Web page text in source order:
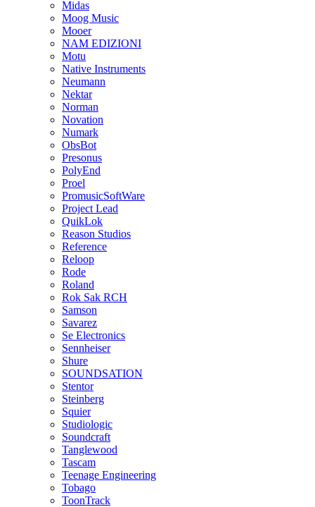
Midas
Moog Music
Mooer
NAM EDIZIONI
Motu
Native Instruments
Neumann
Nektar
Norman
Novation
Numark
ObsBot
Presonus
PolyEnd
Proel
PromusicSoftWare
Project Lead
QuikLok
Reason Studios
Reference
Reloop
Rode
Roland
Rok Sak RCH
Samson
Savarez
Se Electronics
Sennheiser
Shure
SOUNDSATION
Stentor
Steinberg
Squier
Studiologic
Soundcraft
Tanglewood
Tascam
Teenage Engineering
Tobago
ToonTrack